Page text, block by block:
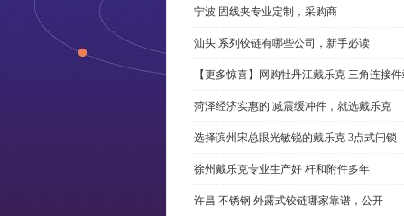
宁波 固线夹专业定制，采购商
汕头 系列铰链有哪些公司，新手必读
【更多惊喜】网购牡丹江戴乐克 三角连接
菏泽经济实惠的 减震缓冲件，就选戴乐克
选择滨州宋总眼光敏锐的戴乐克 3点式闩锁
徐州戴乐克专业生产好 杆和附件多年
许昌 不锈钢 外露式铰链哪家靠谱，公开